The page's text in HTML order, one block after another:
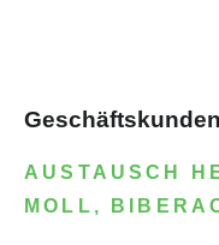
AUSTAUSCH
MOLL,